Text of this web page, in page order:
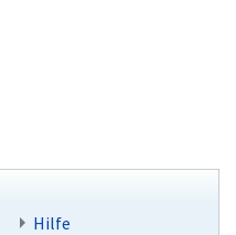
Hilfe